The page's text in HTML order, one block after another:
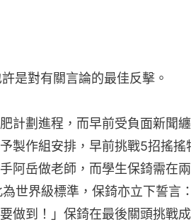
是對有關言論的最佳反擊。
計劃進程，而早前受負面新聞
製作組安排，早前挑戰5招搖搖
阿岳做老師，而學生保錡需在
世界級標準，保錡亦立下誓言
做到！」保錡在最後關頭挑戰成